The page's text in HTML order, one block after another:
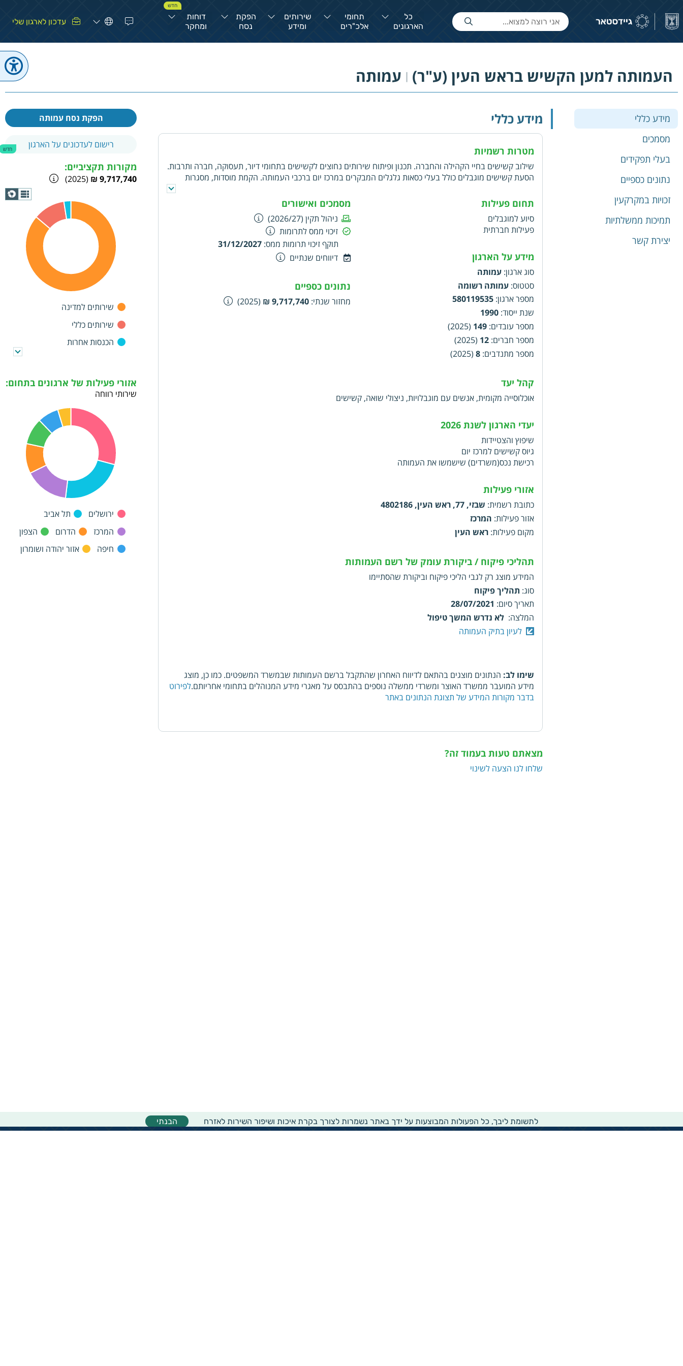
כל
הארגונים
תחומי
אלכ"רים
שירותים
ומידע
הפקת
נסח
חדש
דוחות
ומחקר
עדכון לארגון שלי
העמותה למען הקשיש בראש העין (ע"ר) | עמותה
מידע כללי
מסמכים
בעלי תפקידים
נתונים כספיים
זכויות במקרקעין
תמיכות ממשלתיות
יצירת קשר
מידע כללי
מטרות רשמיות
שילוב קשישים בחיי הקהילה והחברה. תכנון ופיתוח שירותים נחוצים לקשישים בתחומי דיור, תעסוקה, חברה ותרבות.
הסעת קשישים מוגבלים כולל בעלי כסאות גלגלים המבקרים במרכז יום ברכבי העמותה. הקמת מוסדות, מסגרות
תחום פעילות
סיוע למוגבלים
פעילות חברתית
מידע על הארגון
סוג ארגון: עמותה
סטטוס: עמותה רשומה
מספר ארגון:
580119535
שנת ייסוד:
1990
מספר עובדים:
149
(2025)
מספר חברים:
12
(2025)
מספר מתנדבים:
8
(2025)
מסמכים ואישורים
ניהול תקין (2026/27)
זיכוי ממס לתרומות
תוקף זיכוי תרומות ממס:
31/12/2027
דיווחים שנתיים
נתונים כספיים
מחזור שנתי:
9,717,740 ₪
(2025)
קהל יעד
אוכלוסייה מקומית, אנשים עם מוגבלויות, ניצולי שואה, קשישים
יעדי הארגון לשנת 2026
שיפוץ והצטיידות
גיוס קשישים למרכז יום
רכישת נכס(משרדים) שישמשו את העמותה
אזורי פעילות
כתובת רשמית: שבזי, 77, ראש העין, 4802186
אזור פעילות: המרכז
מקום פעילות: ראש העין
תהליכי פיקוח / ביקורת עומק של רשם העמותות
המידע מוצג רק לגבי הליכי פיקוח וביקורת שהסתיימו
סוג: תהליך פיקוח
תאריך סיום:
28/07/2021
המלצה: לא נדרש המשך טיפול
לעיון בתיק העמותה
שימו לב: הנתונים מוצגים בהתאם לדיווח האחרון שהתקבל ברשם העמותות שבמשרד המשפטים. כמו כן, מוצג
מידע המועבר ממשרד האוצר ומשרדי ממשלה נוספים בהתבסס על מאגרי מידע המנוהלים בתחומי אחריותם.לפירוט
בדבר מקורות המידע של תצוגת הנתונים באתר
הפקת נסח עמותה
רישום לעדכונים על הארגון חדש
מקורות תקציביים:
9,717,740 ₪
(2025)
שירותים למדינה
שירותים כללי
הכנסות אחרות
אזורי פעילות של ארגונים בתחום:
שירותי רווחה
ירושלים
תל אביב
המרכז
הדרום
הצפון
חיפה
אזור יהודה ושומרון
מצאתם טעות בעמוד זה?
שלחו לנו הצעה לשינוי
לתשומת ליבך, כל הפעולות המבוצעות על ידך באתר נשמרות לצורך בקרת איכות ושיפור השירות לאזרח הבנתי